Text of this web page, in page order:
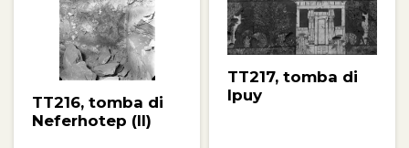
TT216, tomba di
Neferhotep (II)
TT217, tomba di
Ipuy